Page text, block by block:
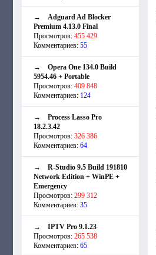
→ Adguard Ad Blocker
Premium 4.13.0 Final
Просмотров: 455 429
Комментариев: 55
→ Opera One 134.0 Build
5954.46 + Portable
Просмотров: 409 848
Комментариев: 124
→ Process Lasso Pro
18.2.3.42
Просмотров: 326 386
Комментариев: 64
→ R-Studio 9.5 Build 191810
Network Edition + WinPE +
Emergency
Просмотров: 299 312
Комментариев: 35
→ IPTV Pro 9.1.23
Просмотров: 265 538
Комментариев: 65